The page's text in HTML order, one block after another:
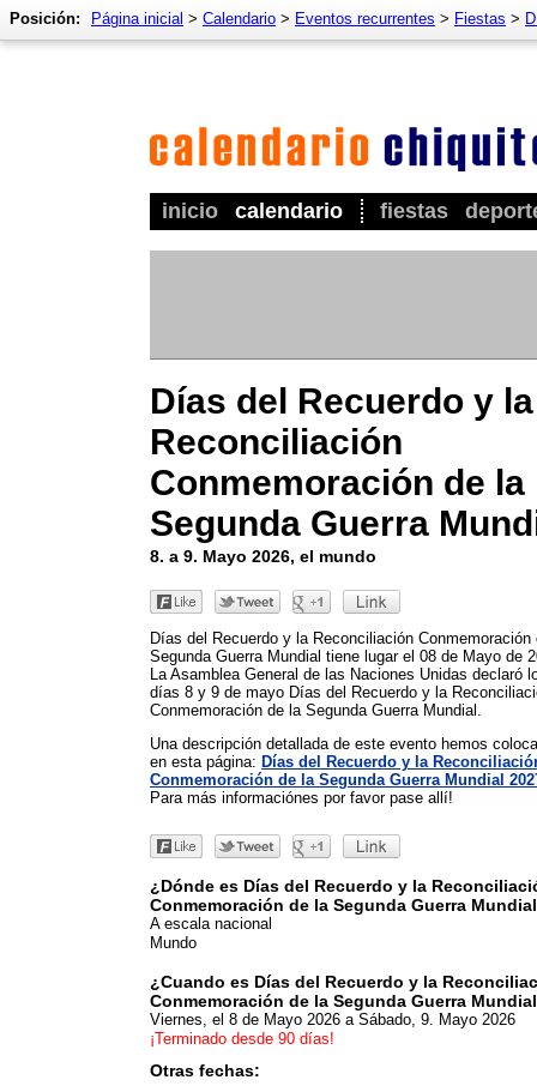
inicio calendario fiestas
Posición: Página inicial > Calendario > Eventos recurrentes > Fiestas >
Días del Recuerdo y la
Reconciliación
Conmemoración de la
Segunda Guerra
8. a 9. Mayo 2026, el mundo
Días del Recuerdo y la Reconciliación Conmemoración
Segunda Guerra Mundial tiene lugar el 08 de Mayo de
La Asamblea General de las Naciones Unidas declaró
días 8 y 9 de mayo Días del Recuerdo y la
Conmemoración de la Segunda Guerra Mundial.
Una descripción detallada de este evento hemos
en esta página: Días del Recuerdo y la
Conmemoración de la Segunda Guerra Mundial
Para más informaciónes por favor pase allí!
¿Dónde es Días del Recuerdo y la
Conmemoración de la Segunda Guerra
A escala nacional
Mundo
¿Cuando es Días del Recuerdo y la
Conmemoración de la Segunda Guerra
Viernes, el 8 de Mayo 2026 a Sábado, 9. Mayo 2026
¡Terminado desde 90 días!
Otras fechas: